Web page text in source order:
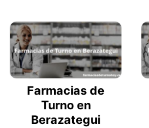
Farmacias de
Turno en
Berazategui